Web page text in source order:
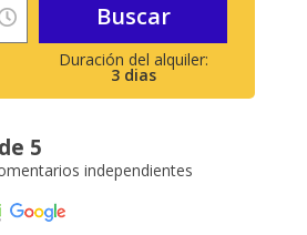
Hrvatski
3 dias
Buscar
5
independientes